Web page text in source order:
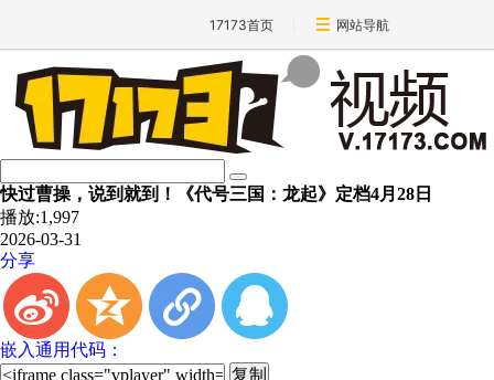
17173首页 网站导航
快过曹操，说到就到！《代号三国：龙起》定档4月28日
播放:1,997
2026-03-31
分享
t z l q
嵌入通用代码：